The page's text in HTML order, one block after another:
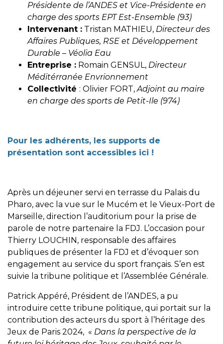
Présidente de l’ANDES et Vice-Présidente en
charge des sports EPT Est-Ensemble (93)
Intervenant : Tristan MATHIEU, Directeur des
Affaires Publiques, RSE et Développement
Durable – Véolia Eau
Entreprise : Romain GENSUL, Directeur
Méditérranée Envrionnement
Collectivité : Olivier FORT,Adjoint au maire
en charge des sports de Petit-Ile (974)
Pour les adhérents, les supports de
présentation sont accessibles ici !
Après un déjeuner servi en terrasse du Palais du
Pharo, avec la vue sur le Mucém et le Vieux-Port de
Marseille, direction l’auditorium pour la prise de
parole de notre partenaire la FDJ. L’occasion pour
Thierry LOUCHIN, responsable des affaires
publiques de présenter la FDJ et d’évoquer son
engagement au service du sport français. S’en est
suivie la tribune politique et l’Assemblée Générale.
Patrick Appéré, Président de l’ANDES, a pu
introduire cette tribune politique, qui portait sur la
contribution des acteurs du sport à l’héritage des
Jeux de Paris 2024, « Dans la perspective de la